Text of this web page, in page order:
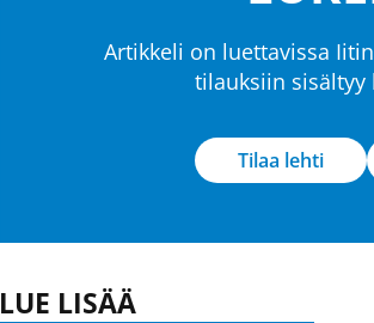
Artikkeli on luettavissa
tilauksiin
Tilaa lehti
LUE LISÄÄ